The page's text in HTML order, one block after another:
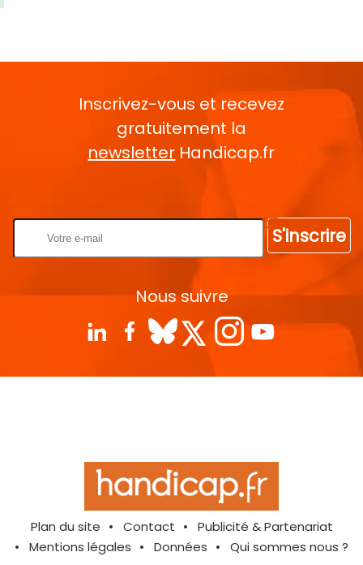
Inscrivez-vous et recevez
gratuitement la
newsletter Handicap.fr
S'inscrire
Nous suivre
Plan du site Contact
Publicité & Partenariat
Mentions légales
Données Qui sommes nous ?